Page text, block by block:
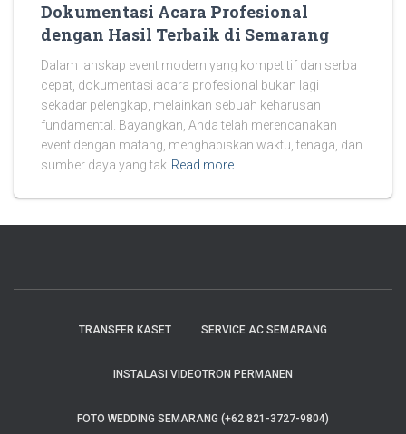
Dokumentasi Acara Profesional
dengan Hasil Terbaik di Semarang
Dalam lanskap event modern yang kompetitif dan serba
cepat, dokumentasi acara profesional bukan lagi
sekadar pelengkap, melainkan sebuah keharusan
fundamental. Bayangkan, Anda telah merencanakan
event dengan matang, menghabiskan waktu, tenaga, dan
sumber daya yang tak Read more
TRANSFER KASET SERVICE AC SEMARANG
INSTALASI VIDEOTRON PERMANEN
FOTO WEDDING SEMARANG (+62 821-3727-9804)